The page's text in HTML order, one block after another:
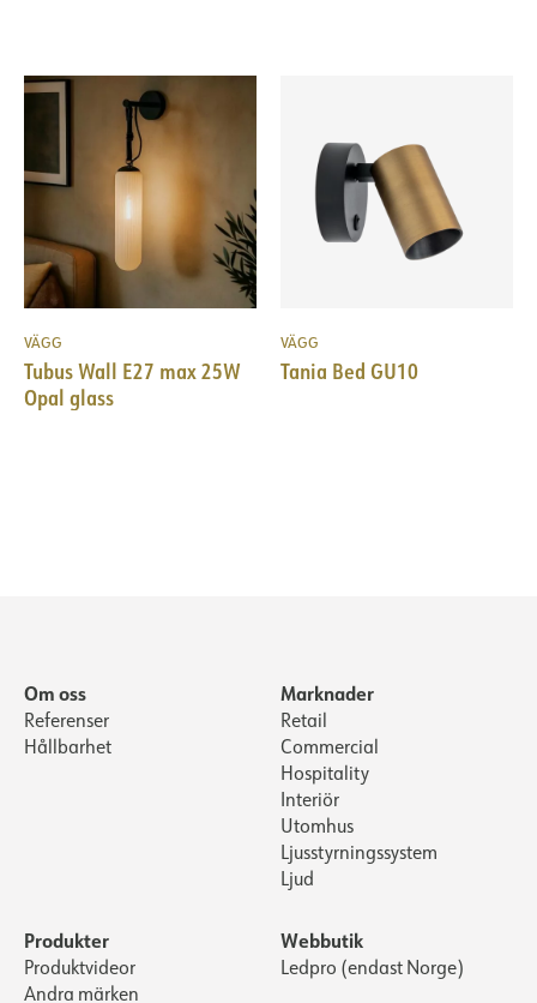
VÄGG
Tubus Wall E27 max 25W
Opal glass
VÄGG
Tania Bed GU10
Om oss
Referenser
Hållbarhet
Marknader
Retail
Commercial
Hospitality
Interiör
Utomhus
Ljusstyrningssystem
Ljud
Produkter
Produktvideor
Andra märken
Webbutik
Ledpro (endast Norge)